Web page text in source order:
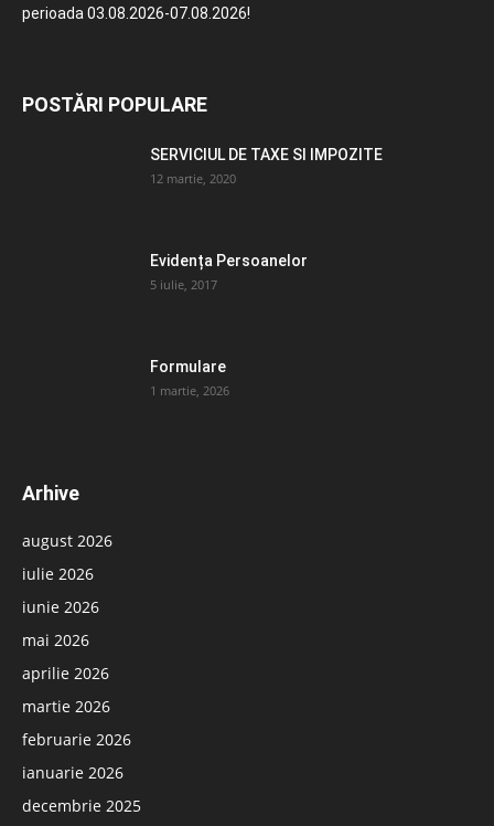
perioada 03.08.2026-07.08.2026!
POSTĂRI POPULARE
SERVICIUL DE TAXE SI IMPOZITE
12 martie, 2020
Evidența Persoanelor
5 iulie, 2017
Formulare
1 martie, 2026
Arhive
august 2026
iulie 2026
iunie 2026
mai 2026
aprilie 2026
martie 2026
februarie 2026
ianuarie 2026
decembrie 2025